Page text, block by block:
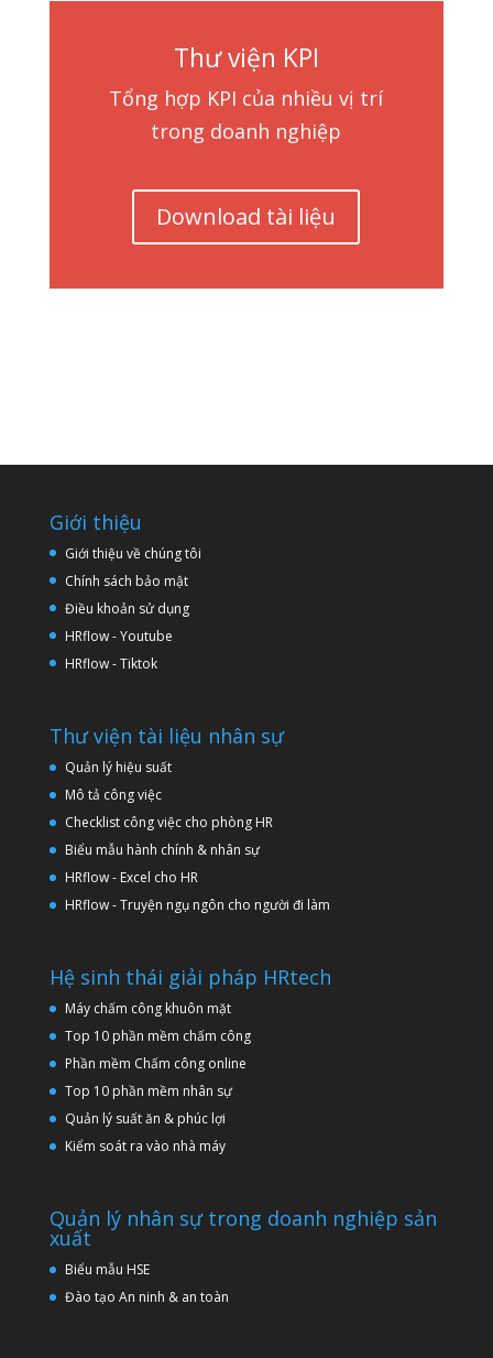
Thư viện KPI
Tổng hợp KPI của nhiều vị trí
trong doanh nghiệp
Download tài liệu
Giới thiệu
Giới thiệu về chúng tôi
Chính sách bảo mật
Điều khoản sử dụng
HRflow - Youtube
HRflow - Tiktok
Thư viện tài liệu nhân sự
Quản lý hiệu suất
Mô tả công việc
Checklist công việc cho phòng HR
Biểu mẫu hành chính & nhân sự
HRflow - Excel cho HR
HRflow - Truyện ngụ ngôn cho người đi làm
Hệ sinh thái giải pháp HRtech
Máy chấm công khuôn mặt
Top 10 phần mềm chấm công
Phần mềm Chấm công online
Top 10 phần mềm nhân sự
Quản lý suất ăn & phúc lợi
Kiểm soát ra vào nhà máy
Quản lý nhân sự trong doanh nghiệp sản
xuất
Biểu mẫu HSE
Đào tạo An ninh & an toàn